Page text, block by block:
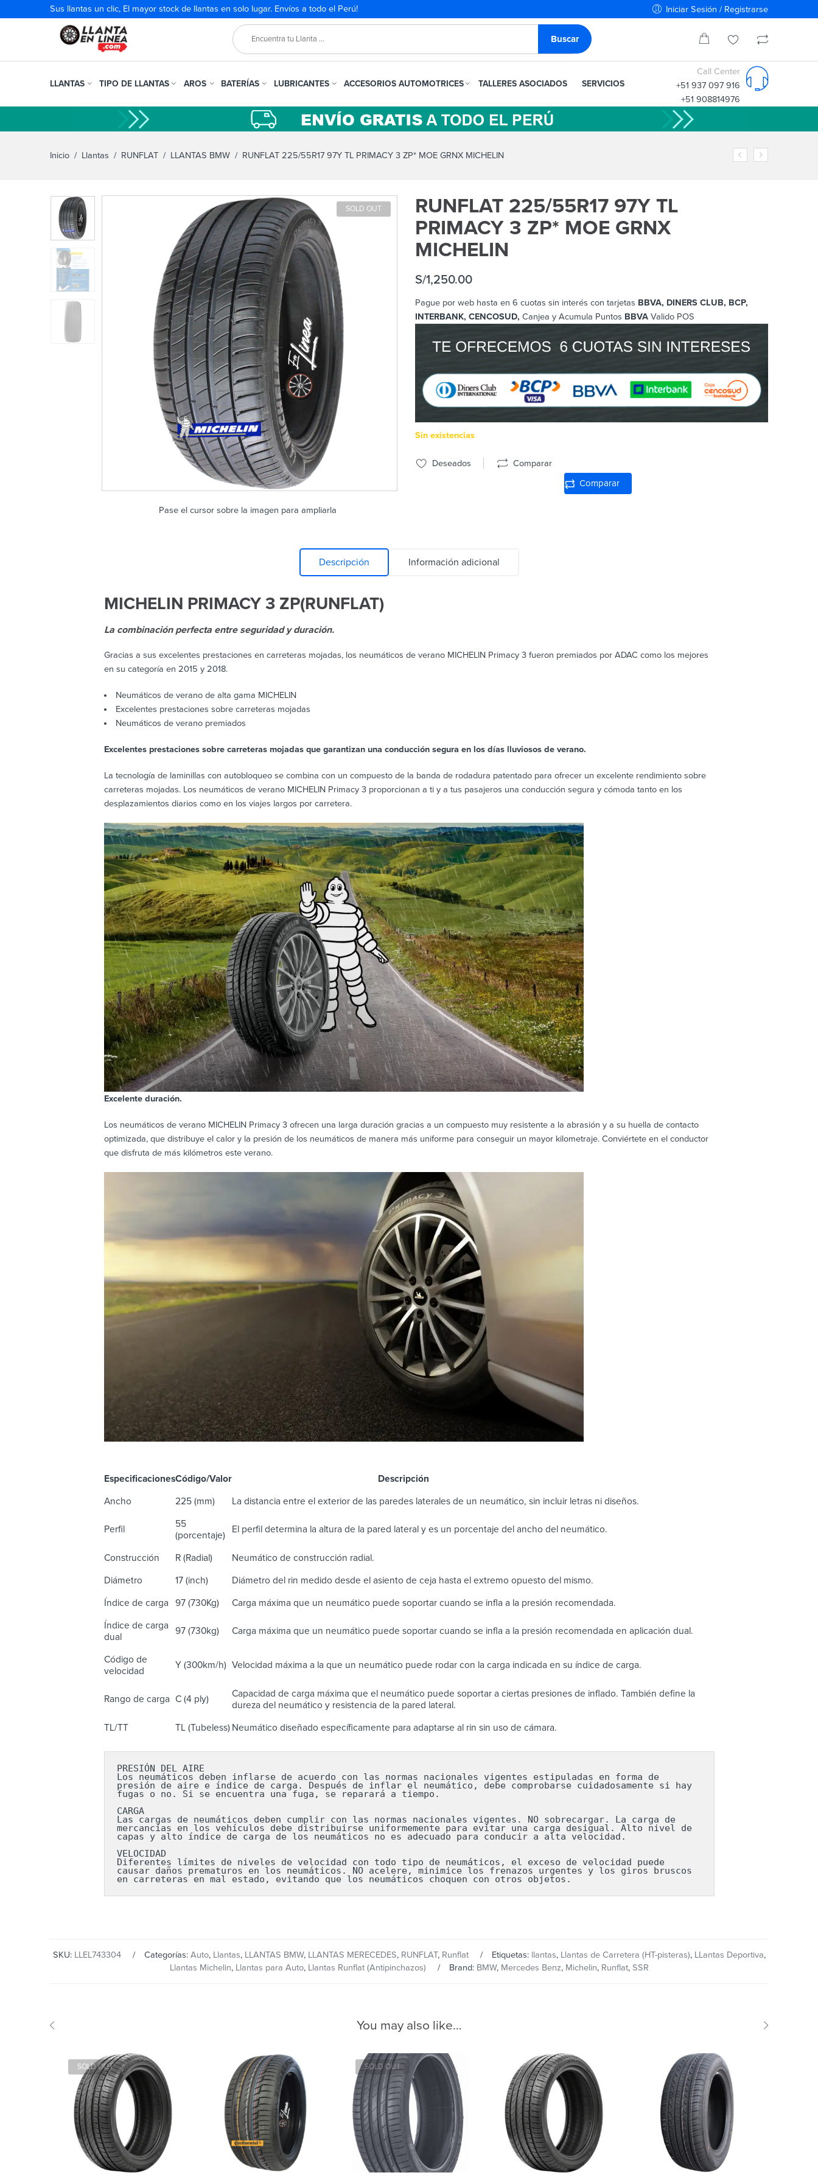
Sus llantas un clic, El mayor stock de llantas en solo lugar. Envíos a todo el Perú! Iniciar Sesión / Registrarse
LLANTAS TIPO DE LLANTAS AROS BATERÍAS LUBRICANTES ACCESORIOS AUTOMOTRICES TALLERES ASOCIADOS SERVICIOS
Call Center
+51 937 097 916
+51 908814976
Inicio / Llantas / RUNFLAT / LLANTAS BMW / RUNFLAT 225/55R17 97Y TL PRIMACY 3 ZP* MOE GRNX MICHELIN
SOLD OUT
Pase el cursor sobre la imagen para ampliarla
RUNFLAT 225/55R17 97Y TL
PRIMACY 3 ZP* MOE GRNX
MICHELIN
S/1,250.00
Pague por web hasta en 6 cuotas sin interés con tarjetas BBVA, DINERS CLUB, BCP,
INTERBANK, CENCOSUD, Canjea y Acumula Puntos BBVA Valido POS
Sin existencias
Deseados Comparar
Comparar
Descripción Información adicional
MICHELIN PRIMACY 3 ZP(RUNFLAT)
La combinación perfecta entre seguridad y duración.
Gracias a sus excelentes prestaciones en carreteras mojadas, los neumáticos de verano MICHELIN Primacy 3 fueron premiados por ADAC como los mejores
en su categoría en 2015 y 2018.
Neumáticos de verano de alta gama MICHELIN
Excelentes prestaciones sobre carreteras mojadas
Neumáticos de verano premiados
Excelentes prestaciones sobre carreteras mojadas que garantizan una conducción segura en los días lluviosos de verano.
La tecnología de laminillas con autobloqueo se combina con un compuesto de la banda de rodadura patentado para ofrecer un excelente rendimiento sobre
carreteras mojadas. Los neumáticos de verano MICHELIN Primacy 3 proporcionan a ti y a tus pasajeros una conducción segura y cómoda tanto en los
desplazamientos diarios como en los viajes largos por carretera.
Excelente duración.
Los neumáticos de verano MICHELIN Primacy 3 ofrecen una larga duración gracias a un compuesto muy resistente a la abrasión y a su huella de contacto
optimizada, que distribuye el calor y la presión de los neumáticos de manera más uniforme para conseguir un mayor kilometraje. Conviértete en el conductor
que disfruta de más kilómetros este verano.
EspecificacionesCódigo/ValorDescripción
Ancho 225 (mm) La distancia entre el exterior de las paredes laterales de un neumático, sin incluir letras ni diseños.
Perfil
55
(porcentaje)
El perfil determina la altura de la pared lateral y es un porcentaje del ancho del neumático.
Construcción R (Radial) Neumático de construcción radial.
Diámetro 17 (inch) Diámetro del rin medido desde el asiento de ceja hasta el extremo opuesto del mismo.
Índice de carga 97 (730Kg) Carga máxima que un neumático puede soportar cuando se infla a la presión recomendada.
Índice de carga
dual
97 (730kg) Carga máxima que un neumático puede soportar cuando se infla a la presión recomendada en aplicación dual.
Código de
velocidad
Y (300km/h) Velocidad máxima a la que un neumático puede rodar con la carga indicada en su índice de carga.
Rango de carga C (4 ply)
Capacidad de carga máxima que el neumático puede soportar a ciertas presiones de inflado. También define la
dureza del neumático y resistencia de la pared lateral.
TL/TT TL (Tubeless) Neumático diseñado específicamente para adaptarse al rin sin uso de cámara.
PRESIÓN DEL AIRE
Los neumáticos deben inflarse de acuerdo con las normas nacionales vigentes estipuladas en forma de
presión de aire e índice de carga. Después de inflar el neumático, debe comprobarse cuidadosamente si hay
fugas o no. Si se encuentra una fuga, se reparará a tiempo.
CARGA
Las cargas de neumáticos deben cumplir con las normas nacionales vigentes. NO sobrecargar. La carga de
mercancías en los vehículos debe distribuirse uniformemente para evitar una carga desigual. Alto nivel de
capas y alto índice de carga de los neumáticos no es adecuado para conducir a alta velocidad.
VELOCIDAD
Diferentes límites de niveles de velocidad con todo tipo de neumáticos, el exceso de velocidad puede
causar daños prematuros en los neumáticos. NO acelere, minimice los frenazos urgentes y los giros bruscos
en carreteras en mal estado, evitando que los neumáticos choquen con otros objetos.
SKU: LLEL743304 Categorías: Auto, Llantas, LLANTAS BMW, LLANTAS MERECEDES, RUNFLAT, Runflat Etiquetas: llantas, Llantas de Carretera (HT-pisteras), LLantas Deportiva,
Llantas Michelin, Llantas para Auto, Llantas Runflat (Antipinchazos) Brand: BMW, Mercedes Benz, Michelin, Runflat, SSR
You may also like…
SOLD OUT SOLD OUT